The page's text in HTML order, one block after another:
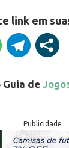
link em
Guia de
Publicidade